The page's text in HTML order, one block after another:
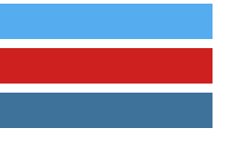
De la Espriella asumirá
atípica fuera de Bogotá
POLÍTICA
TITULARES